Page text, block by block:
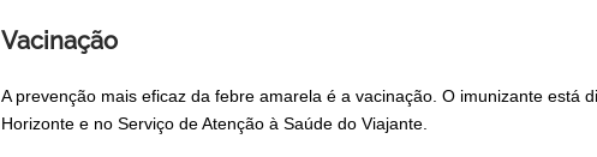
Vacinação
A prevenção mais eficaz da febre amarela é a vacinação. O imunizante está
Horizonte e no Serviço de Atenção à Saúde do Viajante.